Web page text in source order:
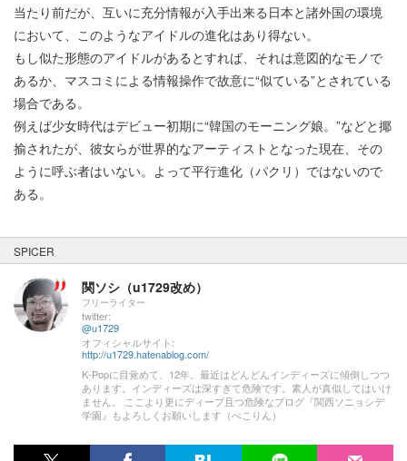
当たり前だが、互いに充分情報が入手出来る日本と諸外国の環境
において、このようなアイドルの進化はあり得ない。
もし似た形態のアイドルがあるとすれば、それは意図的なモノで
あるか、マスコミによる情報操作で故意に“似ている”とされている
場合である。
例えば少女時代はデビュー初期に“韓国のモーニング娘。”などと揶
揄されたが、彼女らが世界的なアーティストとなった現在、その
ように呼ぶ者はいない。よって平行進化（パクリ）ではないので
ある。
SPICER
関ソシ（u1729改め）
フリーライター
twitter:
@u1729
オフィシャルサイト:
http://u1729.hatenablog.com/
K-Popに目覚めて、12年。最近はどんどんインディーズに傾倒しつつ
あります。インディーズは深すぎて危険です。素人が真似してはいけ
ません。 ここより更にディープ且つ危険なブログ『関西ソニョシデ
学園』もよろしくお願いします（ぺこりん）